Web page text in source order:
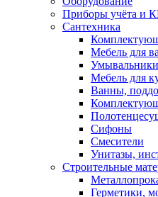
Приборы учёта и
Сантехника
Мебель для
Мебель для
Ванны,
Сифоны
Смесители
Унитазы,
Строительные
Герметики,